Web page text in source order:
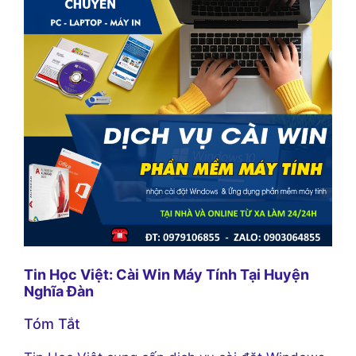
Tin Học Việt: Cài Win Máy Tính Tại Huyện
Nghĩa Đàn
Tóm Tắt